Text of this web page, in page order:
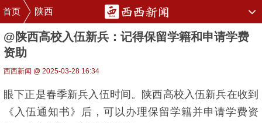
首页 陕西
@陕西高校入伍新兵：记得保留学籍和申请学费
资助
西西新闻 @ 2025-03-28 16:34
眼下正是春季新兵入伍时间。陕西高校入伍新兵在收到
《入伍通知书》后，可以办理保留学籍并申请学费资